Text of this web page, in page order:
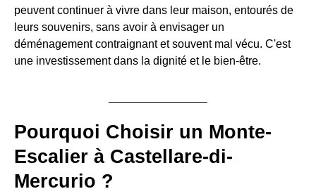
peuvent continuer à vivre dans leur maison, entourés de
leurs souvenirs, sans avoir à envisager un
déménagement contraignant et souvent mal vécu. C'est
une investissement dans la dignité et le bien-être.
Pourquoi Choisir un Monte-
Escalier à Castellare-di-
Mercurio ?